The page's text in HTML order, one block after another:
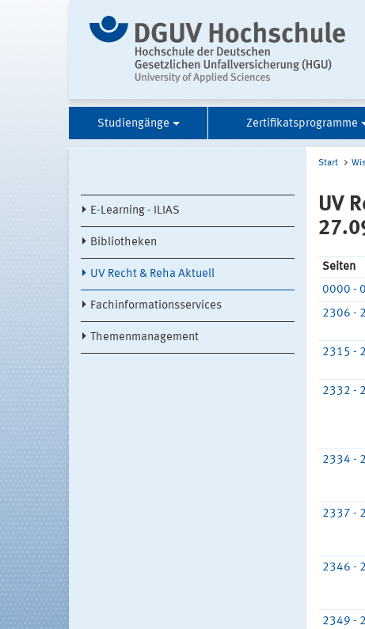
Studiengänge Zertifikatsprogramme
E-Learning - ILIAS
Bibliotheken
UV Recht & Reha Aktuell
Fachinformationsservices
Themenmanagement
Start
UV
Seiten
0000 -
2306 -
2315 -
2332 -
2334 -
2337 -
2346 -
2349 -